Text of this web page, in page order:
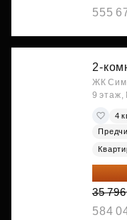
555
2-
ЖК
9
4
33
35
584